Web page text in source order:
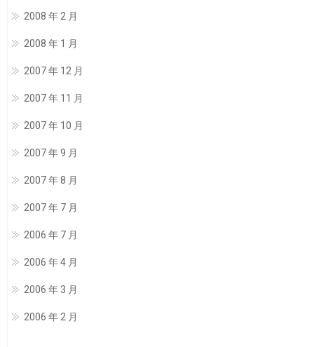
2008 年 2 月
2008 年 1 月
2007 年 12 月
2007 年 11 月
2007 年 10 月
2007 年 9 月
2007 年 8 月
2007 年 7 月
2006 年 7 月
2006 年 4 月
2006 年 3 月
2006 年 2 月